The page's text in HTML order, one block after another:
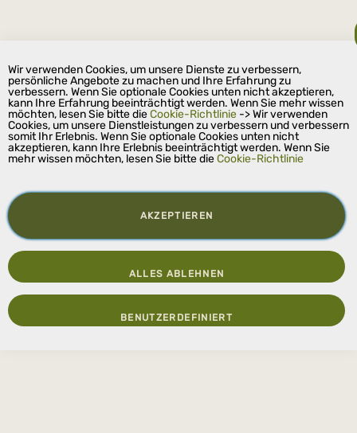
Wir verwenden Cookies, um unsere Dienste zu verbessern,
persönliche Angebote zu machen und Ihre Erfahrung zu
verbessern. Wenn Sie optionale Cookies unten nicht akzeptieren,
kann Ihre Erfahrung beeinträchtigt werden. Wenn Sie mehr wissen
möchten, lesen Sie bitte dieCookie-Richtlinie -> Wir verwenden
Cookies, um unsere Dienstleistungen zu verbessern und verbessern
somit Ihr Erlebnis. Wenn Sie optionale Cookies unten nicht
akzeptieren, kann Ihre Erlebnis beeinträchtigt werden. Wenn Sie
mehr wissen möchten, lesen Sie bitte dieCookie-Richtlinie
AKZEPTIEREN
BENUTZERDEFINIERT
ALLES ABLEHNEN